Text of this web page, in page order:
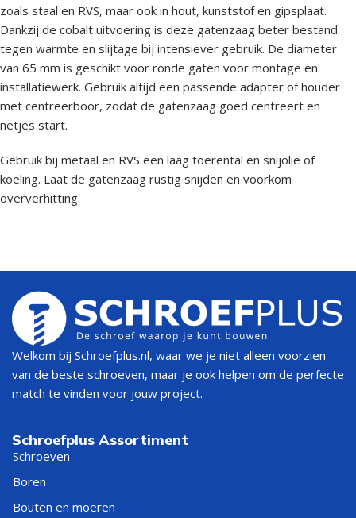
zoals staal en RVS, maar ook in hout, kunststof en gipsplaat.
Dankzij de cobalt uitvoering is deze gatenzaag beter bestand
tegen warmte en slijtage bij intensiever gebruik. De diameter
van 65 mm is geschikt voor ronde gaten voor montage en
installatiewerk. Gebruik altijd een passende adapter of houder
met centreerboor, zodat de gatenzaag goed centreert en
netjes start.
Gebruik bij metaal en RVS een laag toerental en snijolie of
koeling. Laat de gatenzaag rustig snijden en voorkom
oververhitting.
Welkom bij Schroefplus.nl, waar we je niet alleen voorzien
van de beste schroeven, maar je ook helpen om de perfecte
match te vinden voor jouw project.
Schroefplus Assortiment
Schroeven
Boren
Bouten en moeren